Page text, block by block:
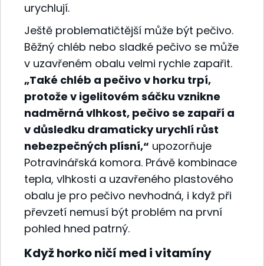
urychlují.
Ještě problematičtější může být pečivo.
Běžný chléb nebo sladké pečivo se může
„Také chléb a pečivo v horku trpí,
protože v igelitovém sáčku vznikne
nadměrná vlhkost, pečivo se zapaří a
v důsledku dramaticky urychlí růst
nebezpečných plísní,“ upozorňuje
Potravinářská komora. Právě kombinace
tepla, vlhkosti a uzavřeného plastového
obalu je pro pečivo nevhodná, i když při
převzetí nemusí být problém na první
pohled hned patrný.
Když horko ničí med i vitamíny